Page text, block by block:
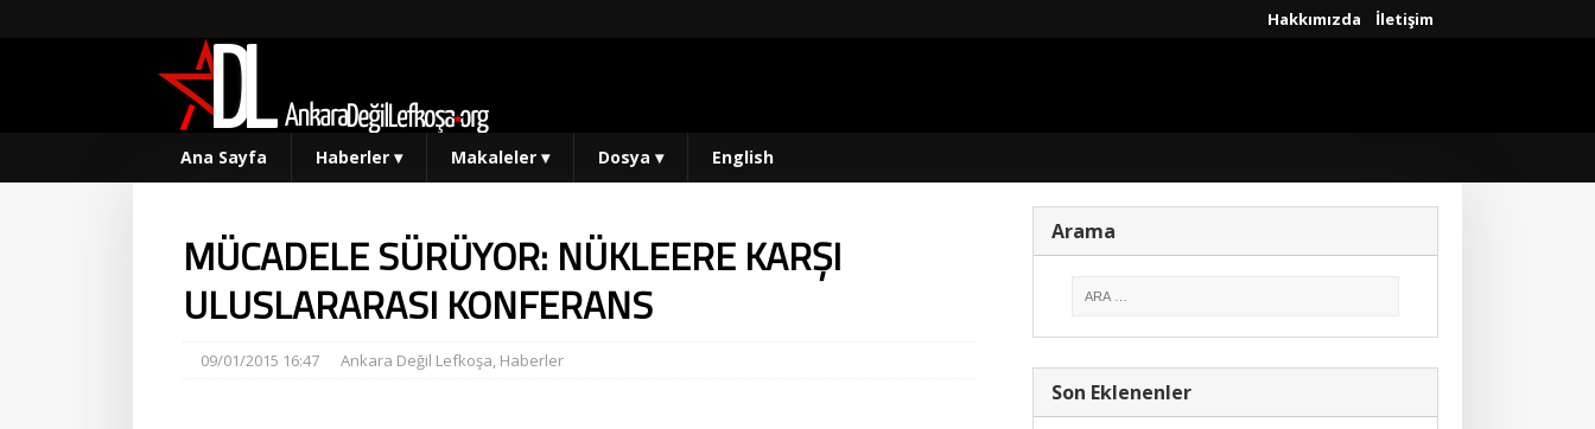
Hakkımızda İletişim
Ana Sayfa Haberler ▾ Makaleler ▾ Dosya ▾ English
MÜCADELE SÜRÜYOR: NÜKLEERE KARŞI
ULUSLARARASI KONFERANS
09/01/2015 16:47 Ankara Değil Lefkoşa, Haberler
Arama
Son Eklenenler